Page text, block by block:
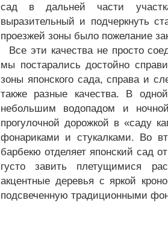
сад в дальней части
выразительный и подчеркнуть
проезжей зоны было пожелание
Все эти качества не просто
мы постарались достойно
зоны японского сада, справа и
также разные качества. В
небольшим водопадом и
прогулочной дорожкой в «саду
фонариками и стукалками. Во
барбекю отделяет японский сад
густо завить плетущимися
акцентные деревья с яркой
подсвеченную традиционными